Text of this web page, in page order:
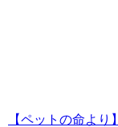
【ペットの命より】